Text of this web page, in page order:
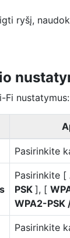
ryšį,
Fi nustatymus:
Pasirinkite
Pasirinkite [
PSK ], [
WPA2-PSK
Pasirinkite